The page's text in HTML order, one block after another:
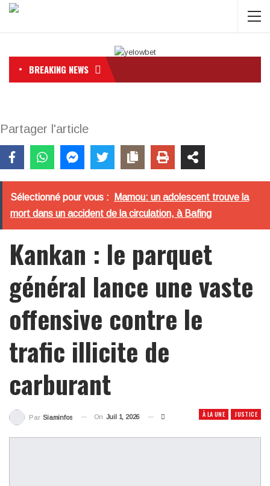
BREAKING NEWS
Partager l'article
Sélectionné pour vous :
Mamou: un adolescent trouve la
mort dans un accident de la circulation, à Bafing
Kankan : le parquet
général lance une vaste
offensive contre le
trafic illicite de
carburant
À LA UNE JUSTICE
Par Siaminfos On Juil 1, 2026